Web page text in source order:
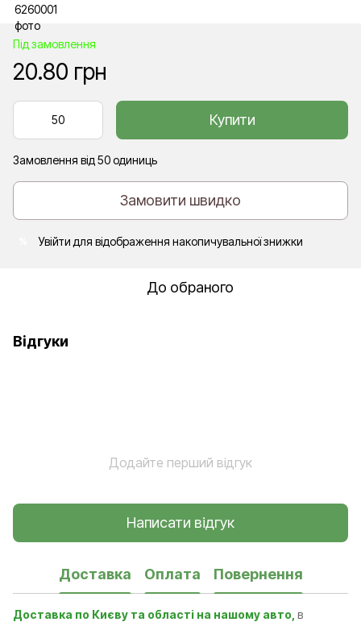
Під замовлення
20.80 грн
Купити
Замовлення від 50 одиниць
Замовити швидко
Увійти для відображення накопичувальної знижки
До обраного
Відгуки
Додайте перший відгук
Написати відгук
Доставка Оплата Повернення
Доставка по Києву та області на нашому авто, в